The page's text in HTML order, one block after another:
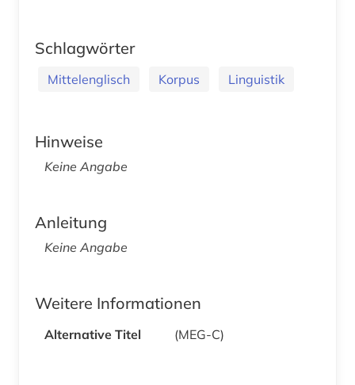
Schlagwörter
Mittelenglisch Korpus Linguistik
Hinweise
Keine Angabe
Anleitung
Keine Angabe
Weitere Informationen
Alternative Titel (MEG-C)